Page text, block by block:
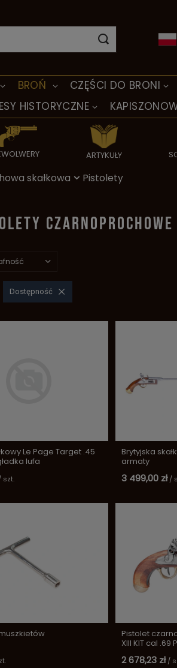
BROŃ CZĘŚCI DO BRONI
HISTORYCZNE
ARTYKUŁY
skałkowa Pistolety
Dostępność
Le Page Target .45
lufa
szt.
Brytyjska
armaty
3 499,00 zł /
Pistolet
XIII KIT cal .69
2 678,23 zł /